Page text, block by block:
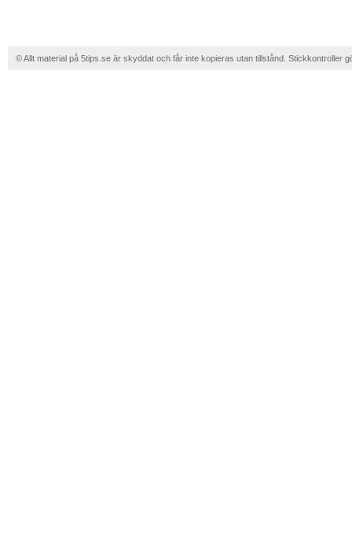
© Allt material på 5tips.se är skyddat och får inte kopieras utan tillstånd. Stickkontroller